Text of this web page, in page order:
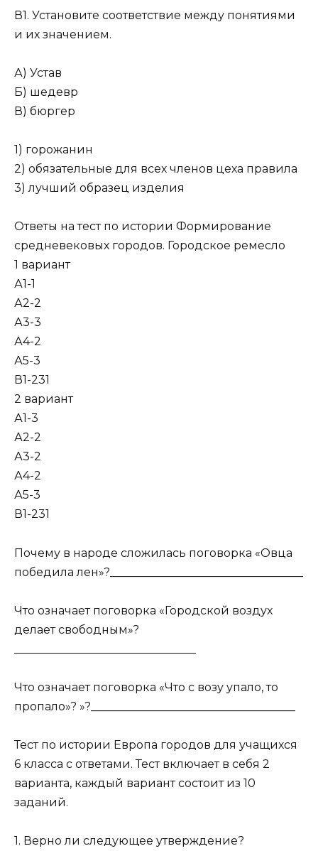
В1. Установите соответствие между понятиями
и их значением.
А) Устав
Б) шедевр
В) бюргер
1) горожанин
2) обязательные для всех членов цеха правила
3) лучший образец изделия
Ответы на тест по истории Формирование
средневековых городов. Городское ремесло
1 вариант
А1-1
А2-2
А3-3
А4-2
А5-3
В1-231
2 вариант
А1-3
А2-2
А3-2
А4-2
А5-3
В1-231
Почему в народе сложилась поговорка «Овца
победила лен»?__________________________________
Что означает поговорка «Городской воздух
делает свободным»?
Что означает поговорка «Что с возу упало, то
пропало»? »?____________________________________
Тест по истории Европа городов для учащихся
6 класса с ответами. Тест включает в себя 2
варианта, каждый вариант состоит из 10
заданий.
1. Верно ли следующее утверждение?